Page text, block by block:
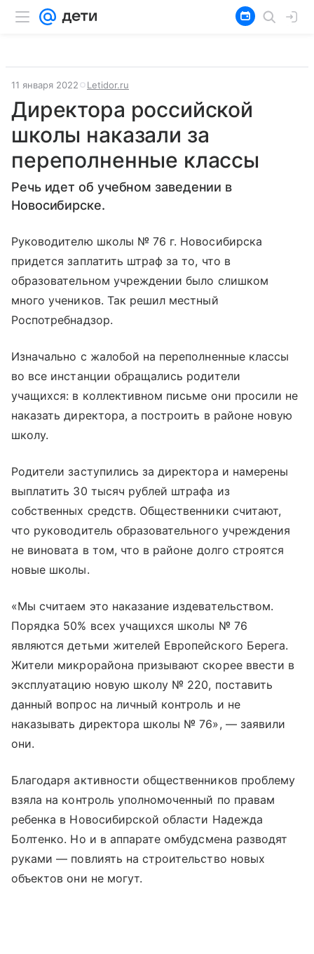
11 января 2022 Letidor.ru
Директора российской
школы наказали за
переполненные классы
Речь идет об учебном заведении в
Новосибирске.
Руководителю школы № 76 г. Новосибирска
придется заплатить штраф за то, что в
образовательном учреждении было слишком
много учеников. Так решил местный
Роспотребнадзор.
Изначально с жалобой на переполненные классы
во все инстанции обращались родители
учащихся: в коллективном письме они просили не
наказать директора, а построить в районе новую
школу.
Родители заступились за директора и намерены
выплатить 30 тысяч рублей штрафа из
собственных средств. Общественники считают,
что руководитель образовательного учреждения
не виновата в том, что в районе долго строятся
новые школы.
«Мы считаем это наказание издевательством.
Порядка 50% всех учащихся школы № 76
являются детьми жителей Европейского Берега.
Жители микрорайона призывают скорее ввести в
эксплуатацию новую школу № 220, поставить
данный вопрос на личный контроль и не
наказывать директора школы № 76», — заявили
они.
Благодаря активности общественников проблему
взяла на контроль уполномоченный по правам
ребенка в Новосибирской области Надежда
Болтенко. Но и в аппарате омбудсмена разводят
руками — повлиять на строительство новых
объектов они не могут.